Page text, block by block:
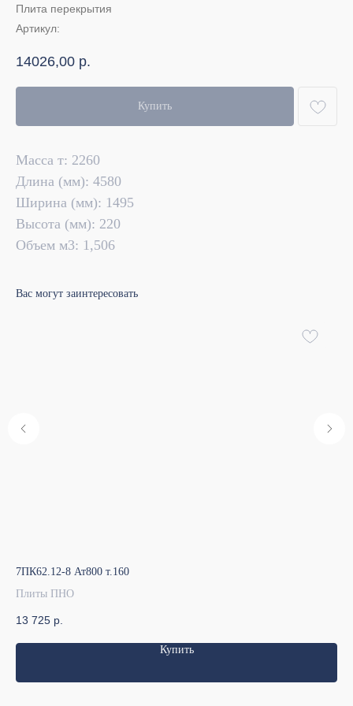
Плита перекрытия
Артикул:
14026,00 р.
Купить
Масса т: 2260
Длина (мм): 4580
Ширина (мм): 1495
Высота (мм): 220
Объем м3: 1,506
Вас могут заинтересовать
7ПК62.12-8 Ат800 т.160
Плиты ПНО
13 725 р.
Купить